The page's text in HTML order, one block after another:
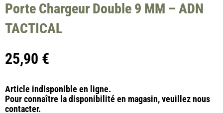
Porte Chargeur Double 9 MM – ADN
TACTICAL
25,90 €
Article indisponible en ligne.
Pour connaître la disponibilité en magasin, veuillez nous
contacter.